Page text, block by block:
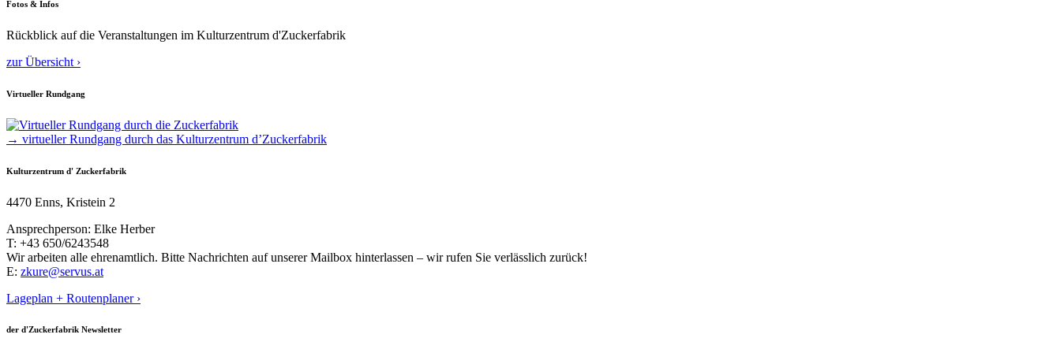
Fotos & Infos
Rückblick auf die Veranstaltungen im Kulturzentrum d'Zuckerfabrik
zur Übersicht ›
Virtueller Rundgang
→ virtueller Rundgang durch das Kulturzentrum d’Zuckerfabrik
Kulturzentrum d' Zuckerfabrik
4470 Enns, Kristein 2
Ansprechperson: Elke Herber
T: +43 650/6243548
Wir arbeiten alle ehrenamtlich. Bitte Nachrichten auf unserer Mailbox hinterlassen – wir rufen Sie verlässlich zurück!
E: zkure@servus.at
Lageplan + Routenplaner ›
der d'Zuckerfabrik Newsletter